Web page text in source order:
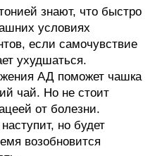
знают, что быстро
условиях
если самочувствие
ухудшаться.
АД поможет чашка
чай. Но не стоит
от болезни.
но будет
возобновится